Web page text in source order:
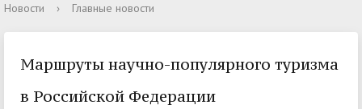
Новости
› Главные новости
Маршруты научно-популярного туризма
в Российской Федерации